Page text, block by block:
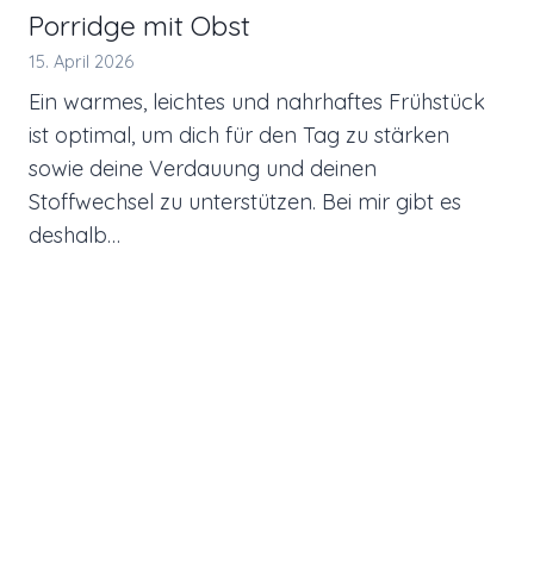
Porridge mit Obst
15. April 2026
Ein warmes, leichtes und nahrhaftes Frühstück
ist optimal, um dich für den Tag zu stärken
sowie deine Verdauung und deinen
Stoffwechsel zu unterstützen. Bei mir gibt es
deshalb…